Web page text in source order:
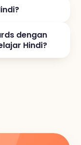
dengan
Hindi?